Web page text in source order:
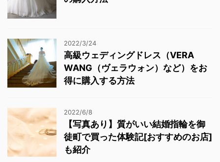
2022/3/24
高級ウェディングドレス（VERA
WANG（ヴェラウォン）など）をお
得に購入する方法
2022/6/8
【写真あり】質がいい結婚指輪を御
徒町で買った体験記[おすすめのお店]
も紹介